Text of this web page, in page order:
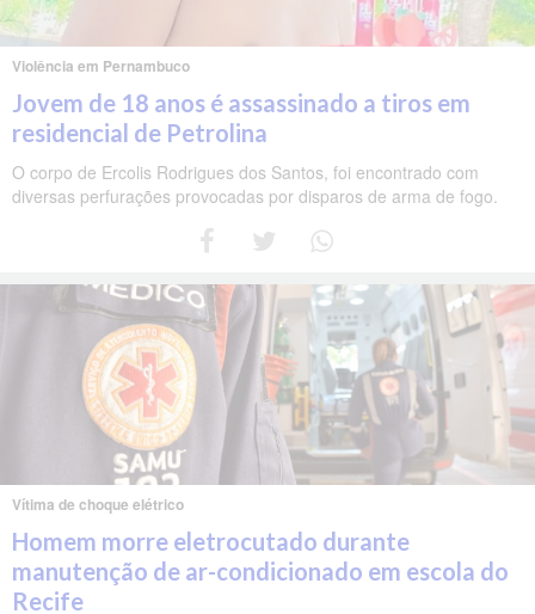
Violência em Pernambuco
Jovem de 18 anos é assassinado a tiros em
residencial de Petrolina
O corpo de Ercolis Rodrigues dos Santos, foi encontrado com
diversas perfurações provocadas por disparos de arma de fogo.
Vítima de choque elétrico
Homem morre eletrocutado durante
manutenção de ar-condicionado em escola do
Recife